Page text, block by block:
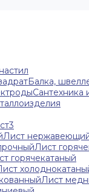
Балка,
Сантехника
Лист
Лист
горячекатаный
Лист